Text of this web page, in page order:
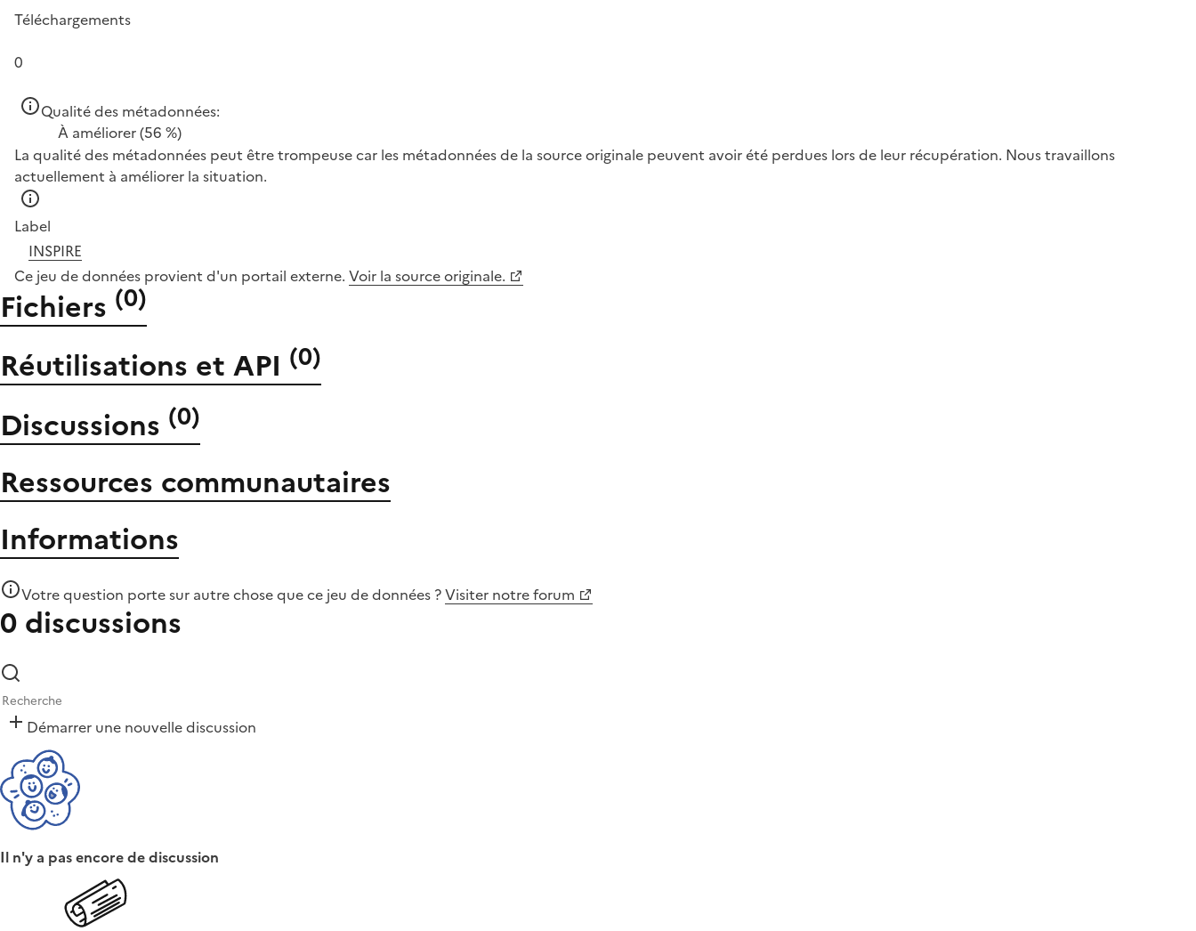
Téléchargements
0
Qualité des métadonnées:
À améliorer(56 %)
La qualité des métadonnées peut être trompeuse car les métadonnées de la source originale peuvent avoir été perdues lors de leur récupération. Nous travaillons
actuellement à améliorer la situation.
Label
INSPIRE
Ce jeu de données provient d'un portail externe. Voir la source originale.
Fichiers (0)
Réutilisations et API (0)
Discussions (0)
Ressources communautaires
Informations
Votre question porte sur autre chose quece jeu de données ?Visiter notre forum
0 discussions
Démarrer une nouvelle discussion
Il n'y a pas encore de discussion